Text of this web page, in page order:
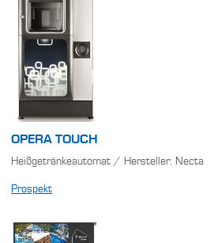
OPERA TOUCH
Heißgetränkeautomat / Hersteller: Necta
Prospekt